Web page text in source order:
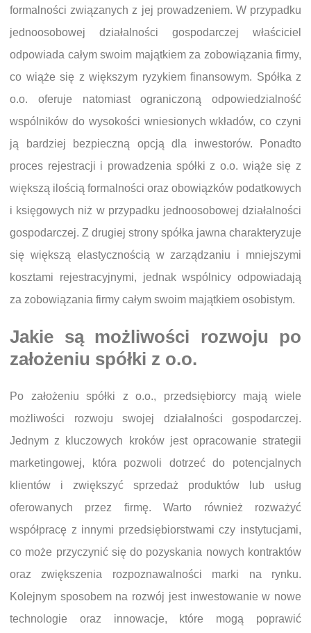
formalności związanych z jej prowadzeniem. W przypadku
jednoosobowej działalności gospodarczej właściciel
odpowiada całym swoim majątkiem za zobowiązania firmy,
co wiąże się z większym ryzykiem finansowym. Spółka z
o.o. oferuje natomiast ograniczoną odpowiedzialność
wspólników do wysokości wniesionych wkładów, co czyni
ją bardziej bezpieczną opcją dla inwestorów. Ponadto
proces rejestracji i prowadzenia spółki z o.o. wiąże się z
większą ilością formalności oraz obowiązków podatkowych
i księgowych niż w przypadku jednoosobowej działalności
gospodarczej. Z drugiej strony spółka jawna charakteryzuje
się większą elastycznością w zarządzaniu i mniejszymi
kosztami rejestracyjnymi, jednak wspólnicy odpowiadają
za zobowiązania firmy całym swoim majątkiem osobistym.
Jakie są możliwości rozwoju po
założeniu spółki z o.o.
Po założeniu spółki z o.o., przedsiębiorcy mają wiele
możliwości rozwoju swojej działalności gospodarczej.
Jednym z kluczowych kroków jest opracowanie strategii
marketingowej, która pozwoli dotrzeć do potencjalnych
klientów i zwiększyć sprzedaż produktów lub usług
oferowanych przez firmę. Warto również rozważyć
współpracę z innymi przedsiębiorstwami czy instytucjami,
co może przyczynić się do pozyskania nowych kontraktów
oraz zwiększenia rozpoznawalności marki na rynku.
Kolejnym sposobem na rozwój jest inwestowanie w nowe
technologie oraz innowacje, które mogą poprawić